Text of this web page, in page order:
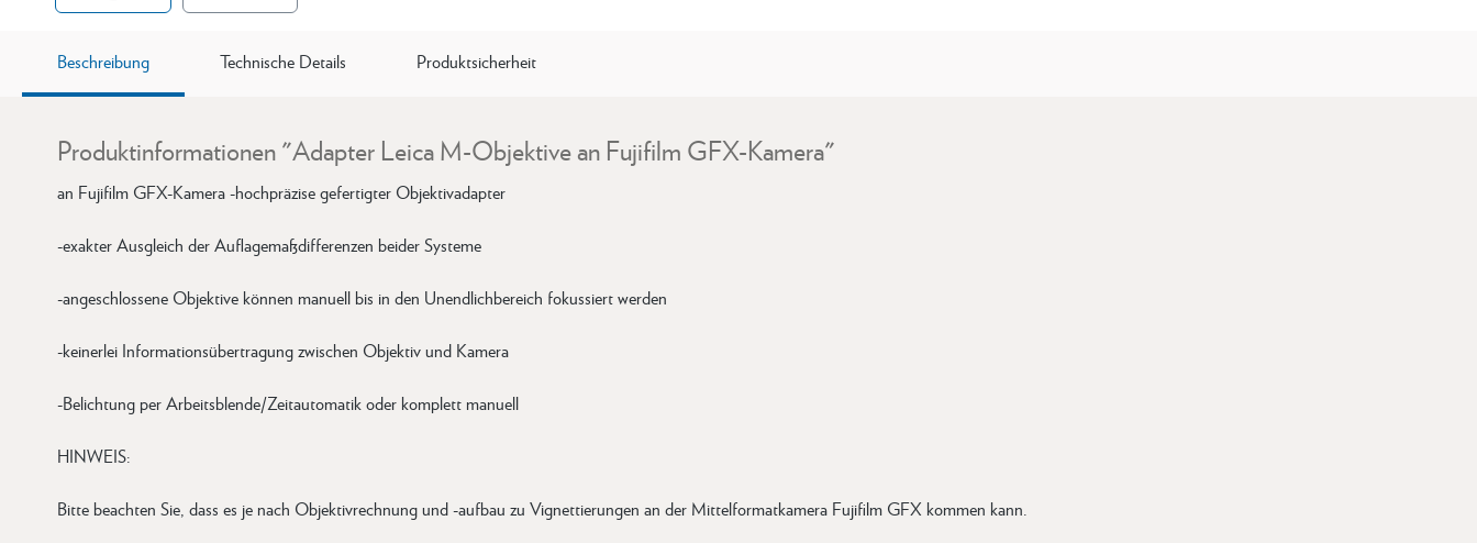
Beschreibung Technische Details Produktsicherheit
Produktinformationen "Adapter Leica M-Objektive an Fujifilm GFX-Kamera"
an Fujifilm GFX-Kamera -hochpräzise gefertigter Objektivadapter
-exakter Ausgleich der Auflagemaßdifferenzen beider Systeme
-angeschlossene Objektive können manuell bis in den Unendlichbereich fokussiert werden
-keinerlei Informationsübertragung zwischen Objektiv und Kamera
-Belichtung per Arbeitsblende/Zeitautomatik oder komplett manuell
HINWEIS:
Bitte beachten Sie, dass es je nach Objektivrechnung und -aufbau zu Vignettierungen an der Mittelformatkamera Fujifilm GFX kommen kann.